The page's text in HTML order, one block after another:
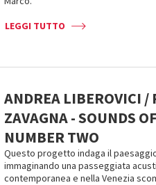
LEGGI TUTTO
ANDREA LIBEROVICI /
ZAVAGNA - SOUNDS
NUMBER TWO
Questo progetto indaga il
immaginando una passeggiata
contemporanea e nella Venezia